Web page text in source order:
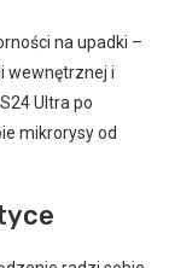
na upadki –
wewnętrznej i
Ultra po
mikrorysy od